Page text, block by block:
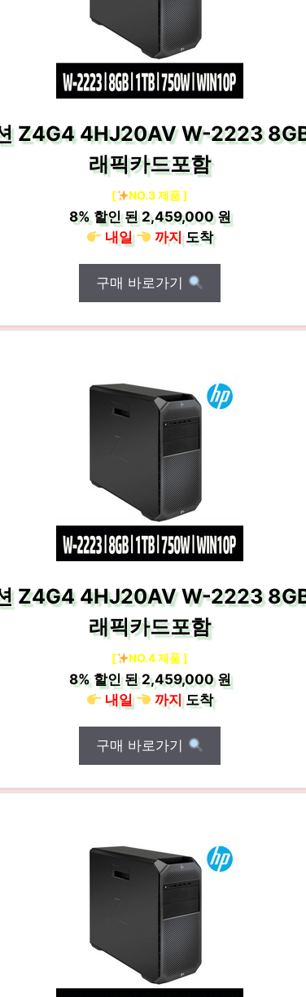
Z4G4 4HJ20AV W-2223
래픽카드포함
[ NO.3 제품 ]
8%할인 된2,459,000 원
내일
까지도착
구매 바로가기
Z4G4 4HJ20AV W-2223
래픽카드포함
[ NO.4 제품 ]
8%할인 된2,459,000 원
내일
까지도착
구매 바로가기